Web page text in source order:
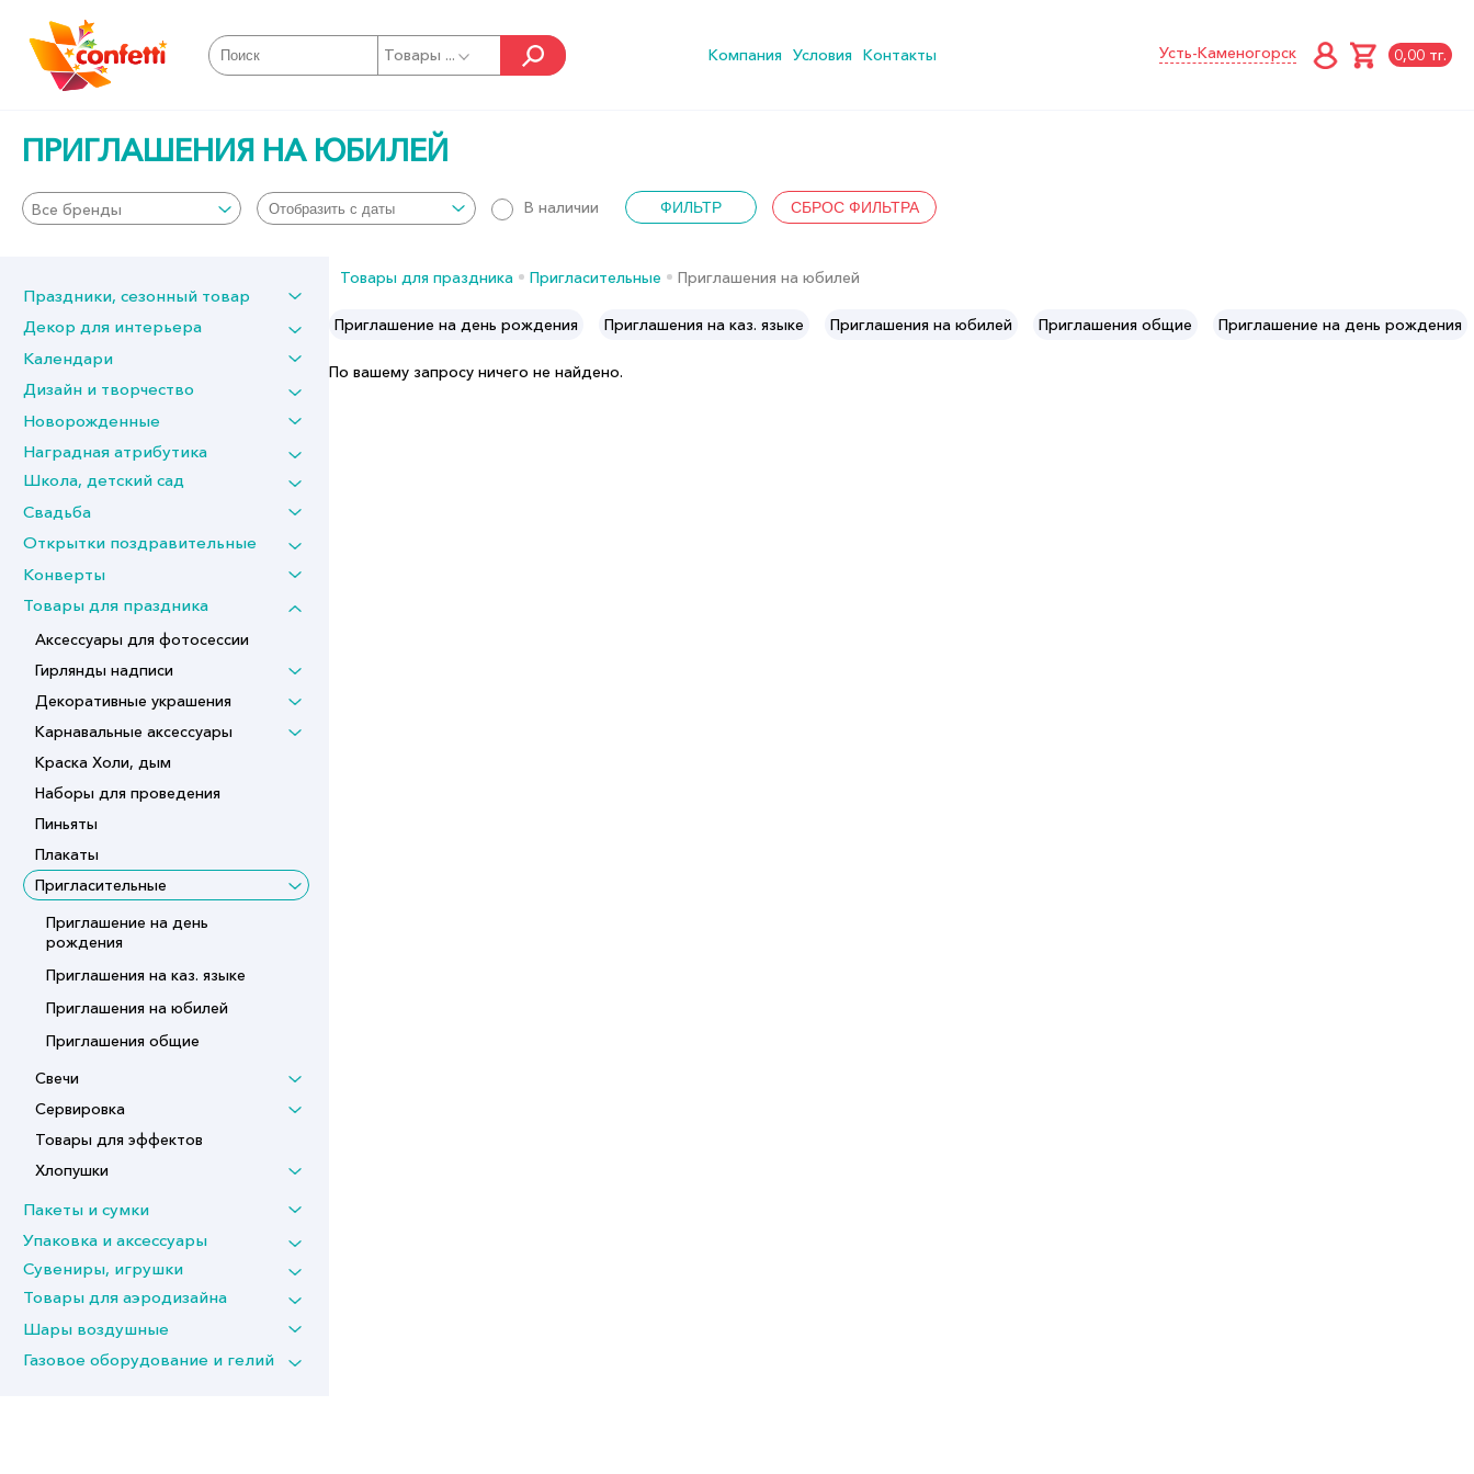
Товары ... Компания Условия Контакты Усть-Каменогорск 0,00 тг.
ПРИГЛАШЕНИЯ НА ЮБИЛЕЙ
Праздники, сезонный товар
Декор для интерьера
Календари
Дизайн и творчество
Новорожденные
Наградная атрибутика
Школа, детский сад
Свадьба
Открытки поздравительные
Конверты
Товары для праздника
Аксессуары для фотосессии
Гирлянды надписи
Декоративные украшения
Карнавальные аксессуары
Краска Холи, дым
Наборы для проведения
Пиньяты
Плакаты
Пригласительные
Приглашение на день
рождения
Приглашения на каз. языке
Приглашения на юбилей
Приглашения общие
Свечи
Сервировка
Товары для эффектов
Хлопушки
Пакеты и сумки
Упаковка и аксессуары
Сувениры, игрушки
Товары для аэродизайна
Шары воздушные
Газовое оборудование и гелий
Все бренды В наличии
Товары для праздника Пригласительные Приглашения на юбилей
Приглашения общие Приглашение на день рождения Приглашения на каз. языке Приглашения на юбилей Приглашения общие Приглашение на день рождения
По вашему запросу ничего не найдено.